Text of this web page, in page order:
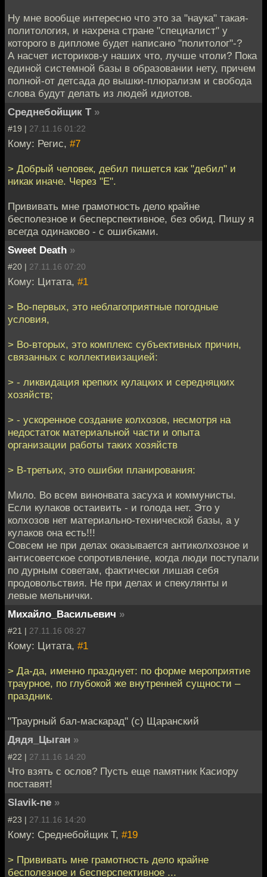
Ну мне вообще интересно что это за "наука" такая-
политология, и нахрена стране "специалист" у
которого в дипломе будет написано "политолог"-?
А насчет историков-у наших что, лучше чтоли? Пока
единой системной базы в образовании нету, причем
полной-от детсада до вышки-плюрализм и свобода
слова будут делать из людей идиотов.
Среднебойщик Т »
#19 | 27.11.16 01:22
Кому: Регис, #7
> Добрый человек, дебил пишется как "дебил" и
никак иначе. Через "Е".
Прививать мне грамотность дело крайне
бесполезное и бесперспективное, без обид. Пишу я
всегда одинаково - с ошибками.
Sweet Death »
#20 | 27.11.16 07:20
Кому: Цитата, #1
> Во-первых, это неблагоприятные погодные
условия,
> Во-вторых, это комплекс субъективных причин,
связанных с коллективизацией:
> - ликвидация крепких кулацких и середняцких
хозяйств;
> - ускоренное создание колхозов, несмотря на
недостаток материальной части и опыта
организации работы таких хозяйств
> В-третьих, это ошибки планирования:
Мило. Во всем винонвата засуха и коммунисты.
Если кулаков остаивить - и голода нет. Это у
колхозов нет материально-технической базы, а у
кулаков она есть!!!
Совсем не при делах оказывается антиколхозное и
антисоветское сопротивление, когда люди поступали
по дурным советам, фактически лишая себя
продовольствия. Не при делах и спекулянты и
левые мельнички.
Михайло_Васильевич »
#21 | 27.11.16 08:27
Кому: Цитата, #1
> Да-да, именно празднует: по форме мероприятие
траурное, по глубокой же внутренней сущности –
праздник.
"Траурный бал-маскарад" (с) Щаранский
Дядя_Цыган »
#22 | 27.11.16 14:20
Что взять с ослов? Пусть еще памятник Касиору
поставят!
Slavik-ne »
#23 | 27.11.16 14:20
Кому: Среднебойщик Т, #19
> Прививать мне грамотность дело крайне
бесполезное и бесперспективное ...